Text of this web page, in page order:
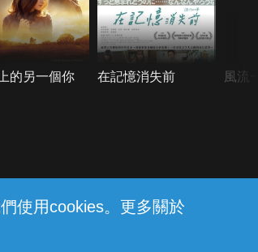
使用cookies。更多關於
的另一個你 在記憶消失前 風流